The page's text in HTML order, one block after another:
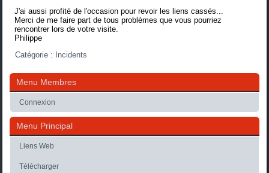
J'ai aussi profité de l'occasion pour revoir les liens cassés...
Merci de me faire part de tous problèmes que vous pourriez
rencontrer lors de votre visite.
Philippe
Catégorie :
Incidents
Menu Membres
Connexion
Menu Principal
Liens Web
Télécharger